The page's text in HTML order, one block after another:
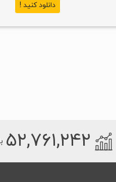
دانلود کنید !
۵۲,۷۶۱,۲۴۲